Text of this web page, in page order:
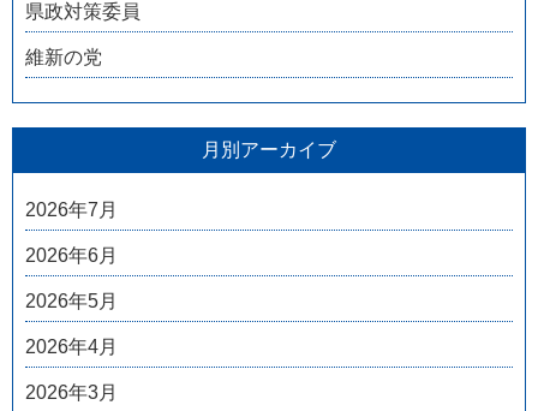
県政対策委員
維新の党
月別アーカイブ
2026年7月
2026年6月
2026年5月
2026年4月
2026年3月